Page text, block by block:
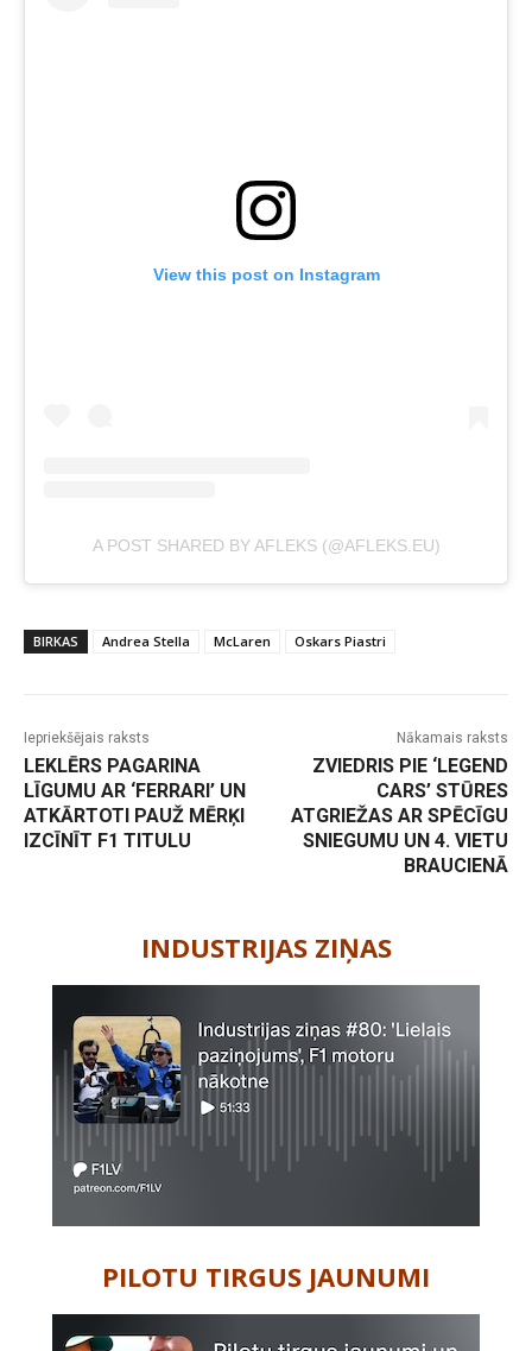
View this post on Instagram
A POST SHARED BY AFLEKS (@AFLEKS.EU)
BIRKAS Andrea Stella McLaren Oskars Piastri
Iepriekšējais raksts
LEKLĒRS PAGARINA
LĪGUMU AR ‘FERRARI’ UN
ATKĀRTOTI PAUŽ MĒRĶI
IZCĪNĪT F1 TITULU
Nākamais raksts
ZVIEDRIS PIE ‘LEGEND
CARS’ STŪRES
ATGRIEŽAS AR SPĒCĪGU
SNIEGUMU UN 4. VIETU
BRAUCIENĀ
INDUSTRIJAS ZIŅAS
PILOTU TIRGUS JAUNUMI